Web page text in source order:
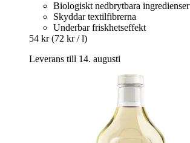
Biologiskt nedbrytbara ingredienser
Skyddar textilfibrerna
Underbar friskhetseffekt
54 kr (72 kr / l)
Leverans till 14. augusti